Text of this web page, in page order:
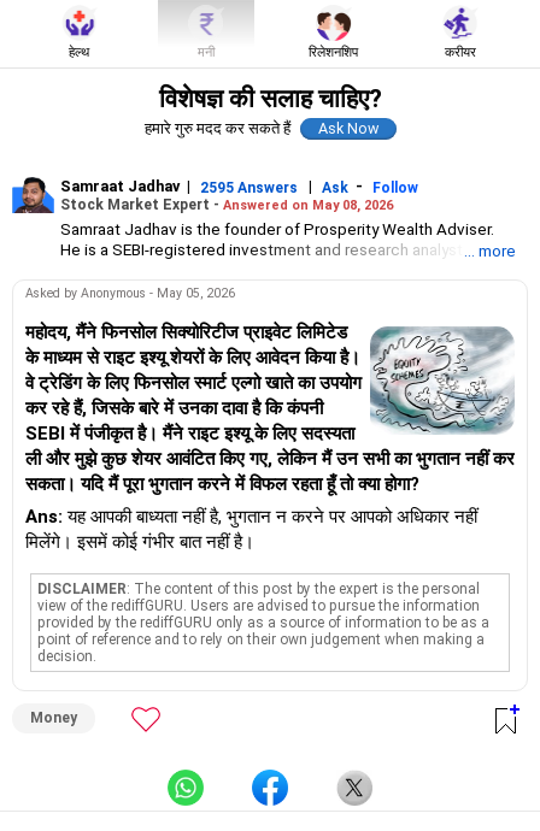
हेल्थ मनी रिलेशनशिप करीयर
विशेषज्ञ की सलाह चाहिए?
हमारे गुरु मदद कर सकते हैं
Samraat Jadhav| 2595 Answers | Ask -
Follow
Stock Market Expert - Answered on May 08, 2026
Samraat Jadhav is the founder of Prosperity Wealth Adviser.
He is a SEBI-registered investment and research analyst and has
A management graduate from XLRI-Jamshedpur, Jadhav
financial planning, derivatives, equities and capital markets.
... more
Asked by Anonymous - May 05, 2026
महोदय, मैंने फिनसोल सिक्योरिटीज प्राइवेट लिमिटेड
के माध्यम से राइट इश्यू शेयरों के लिए आवेदन किया है।
वे ट्रेडिंग के लिए फिनसोल स्मार्ट एल्गो खाते का उपयोग
कर रहे हैं, जिसके बारे में उनका दावा है कि कंपनी
SEBI में पंजीकृत है। मैंने राइट इश्यू के लिए सदस्यता
ली और मुझे कुछ शेयर आवंटित किए गए, लेकिन मैं उन सभी का भुगतान नहीं कर
सकता। यदि मैं पूरा भुगतान करने में विफल रहता हूँ तो क्या होगा?
Ans: यह आपकी बाध्यता नहीं है, भुगतान न करने पर आपको अधिकार नहीं
मिलेंगे। इसमें कोई गंभीर बात नहीं है।
DISCLAIMER: The content of this post by the expert is the personal
view of the rediffGURU. Users are advised to pursue the information
provided by the rediffGURU only as a source of information to be as a
point of reference and to rely on their own judgement when making a
decision.
Money